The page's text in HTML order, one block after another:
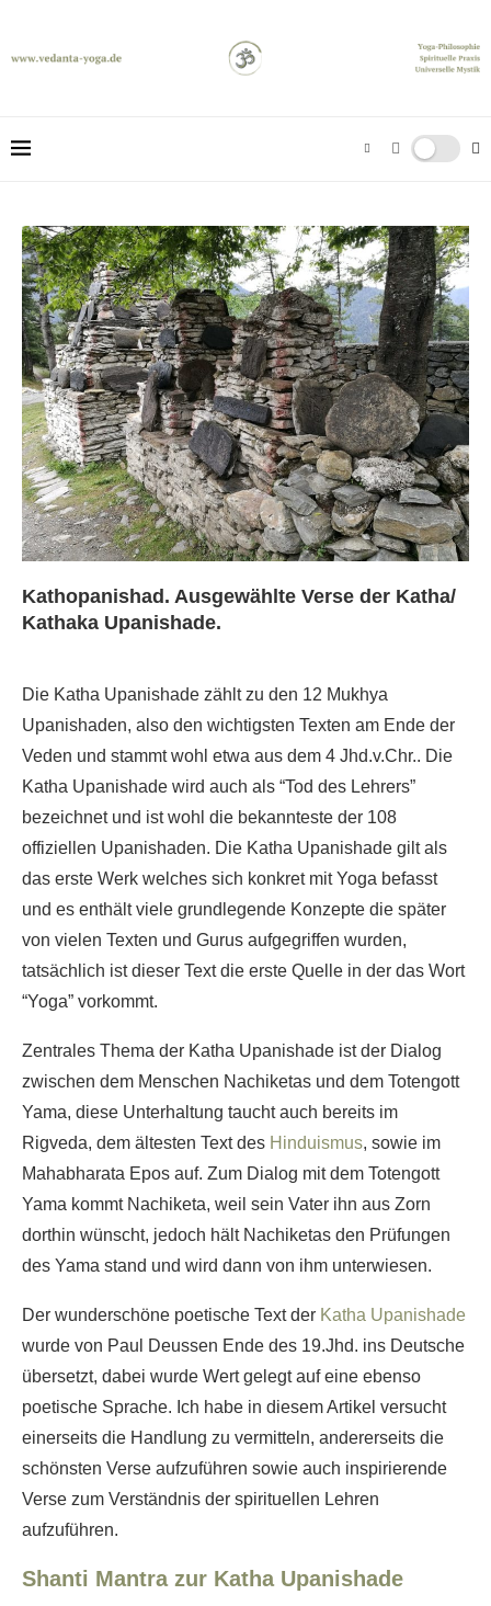
Kathopanishad. Ausgewählte Verse der Katha/
Kathaka Upanishade.
Die Katha Upanishade zählt zu den 12 Mukhya
Upanishaden, also den wichtigsten Texten am Ende der
Veden und stammt wohl etwa aus dem 4 Jhd.v.Chr.. Die
Katha Upanishade wird auch als “Tod des Lehrers”
bezeichnet und ist wohl die bekannteste der 108
offiziellen Upanishaden. Die Katha Upanishade gilt als
das erste Werk welches sich konkret mit Yoga befasst
und es enthält viele grundlegende Konzepte die später
von vielen Texten und Gurus aufgegriffen wurden,
tatsächlich ist dieser Text die erste Quelle in der das Wort
“Yoga” vorkommt.
Zentrales Thema der Katha Upanishade ist der Dialog
zwischen dem Menschen Nachiketas und dem Totengott
Yama, diese Unterhaltung taucht auch bereits im
Rigveda, dem ältesten Text des Hinduismus, sowie im
Mahabharata Epos auf. Zum Dialog mit dem Totengott
Yama kommt Nachiketa, weil sein Vater ihn aus Zorn
dorthin wünscht, jedoch hält Nachiketas den Prüfungen
des Yama stand und wird dann von ihm unterwiesen.
Der wunderschöne poetische Text der Katha Upanishade
wurde von Paul Deussen Ende des 19.Jhd. ins Deutsche
übersetzt, dabei wurde Wert gelegt auf eine ebenso
poetische Sprache. Ich habe in diesem Artikel versucht
einerseits die Handlung zu vermitteln, andererseits die
schönsten Verse aufzuführen sowie auch inspirierende
Verse zum Verständnis der spirituellen Lehren
aufzuführen.
Shanti Mantra zur Katha Upanishade